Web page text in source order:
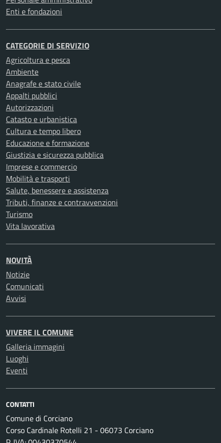
Enti e fondazioni
CATEGORIE DI SERVIZIO
Agricoltura e pesca
Ambiente
Anagrafe e stato civile
Appalti pubblici
Autorizzazioni
Catasto e urbanistica
Cultura e tempo libero
Educazione e formazione
Giustizia e sicurezza pubblica
Imprese e commercio
Mobilità e trasporti
Salute, benessere e assistenza
Tributi, finanze e contravvenzioni
Turismo
Vita lavorativa
NOVITÀ
Notizie
Comunicati
Avvisi
VIVERE IL COMUNE
Galleria immagini
Luoghi
Eventi
CONTATTI
Comune di Corciano
Corso Cardinale Rotelli 21 - 06073 Corciano